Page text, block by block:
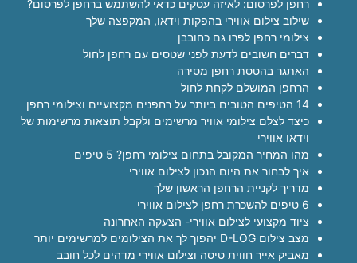
רחפן לפרסום: לאיזה עסקים כדאי להשתמש ברחפן לפרסום?
שילוב צילום אווירי בהפקות וידאו, המקפצה שלך
צילומי רחפן לפרו גם כחובבן
דברים חשובים לדעת לפני שטסים עם רחפן לחול
האתגר בהטסת רחפן מסירה
הרחפן המושלם לקחת לחול
14 הטיפים הטובים ביותר על רחפנים מקצועיים וצילומי רחפן
כיצד לצלם צילומי אוויר מרשימים ולקבל תוצאות מרשימות של
וידאו אווירי
מהו המחיר המקובל בתחום צילומי רחפן? 5 טיפים
איך לבחור את היום הנכון לצילום אווירי
מדריך לקניית הרחפן הראשון שלך
6 טיפים להשכרת רחפן לצילום אווירי
ציוד מקצועי לצילום אווירי- הצעקה האחרונה
מצב צילום D-LOG יהפוך לך את הצילומים למרשימים יותר
מאביק אייר חווית טיסה וצילום אווירי מדהים לכל חובב